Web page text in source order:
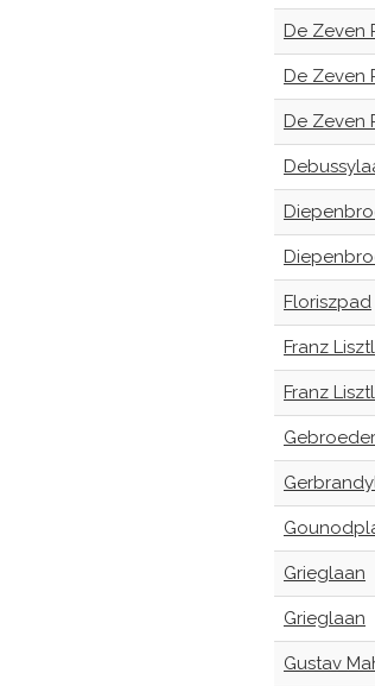
De Zeven
De Zeven
De Zeven
Floriszpad
Franz
Franz
Grieglaan
Grieglaan
Gustav